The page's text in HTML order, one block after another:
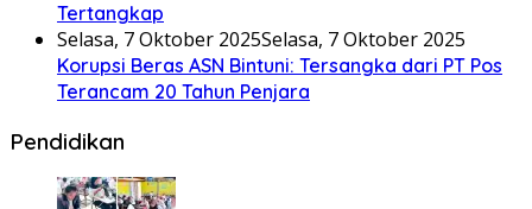
Tertangkap
Selasa, 7 Oktober 2025Selasa, 7 Oktober 2025
Korupsi Beras ASN Bintuni: Tersangka dari PT Pos
Terancam 20 Tahun Penjara
Pendidikan